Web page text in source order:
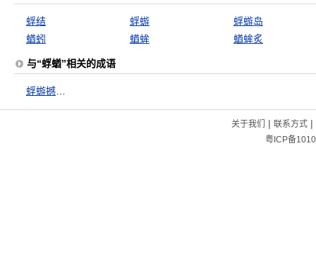
蜉结 蜉蝣
蜉蝣岛
蝤蚓
蝤蛑 蝤蛑炙
与“蜉蝤”相关的成语
关于我们 | 联系方式|
粤ICP备